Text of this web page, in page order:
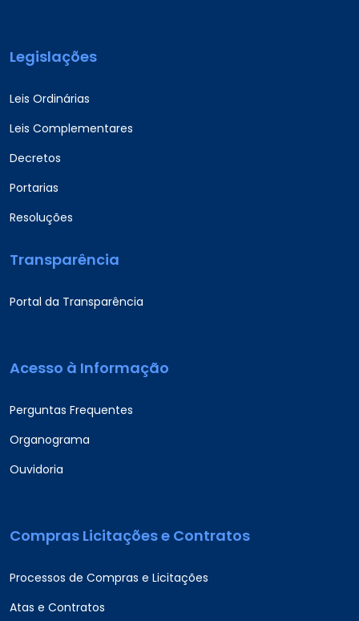
Legislações
Leis Ordinárias
Leis Complementares
Decretos
Portarias
Resoluções
Transparência
Portal da Transparência
Acesso à Informação
Perguntas Frequentes
Organograma
Ouvidoria
Compras Licitações e Contratos
Processos de Compras e Licitações
Atas e Contratos